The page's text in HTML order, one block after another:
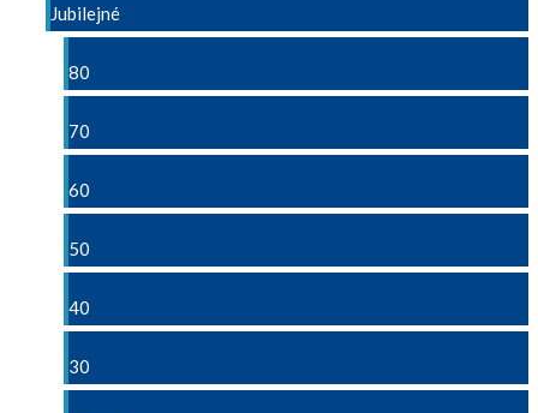
Jubilejné
80
70
60
50
40
30